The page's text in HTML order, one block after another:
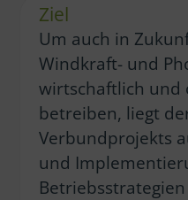
Ziel
Um auch in
Windkraft- und
wirtschaftlich und
betreiben, liegt
Verbundprojekts
und